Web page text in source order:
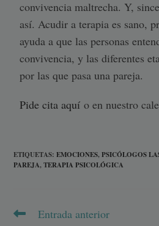
convivencia maltrecha. Y,
así. Acudir a terapia es sano,
ayuda a que las personas
convivencia, y las diferentes
por las que pasa una pareja.
Pide cita aquí o en nuestro
ETIQUETAS:EMOCIONES, PSICÓLOGOS
PAREJA, TERAPIA PSICOLÓGICA
Entrada anterior